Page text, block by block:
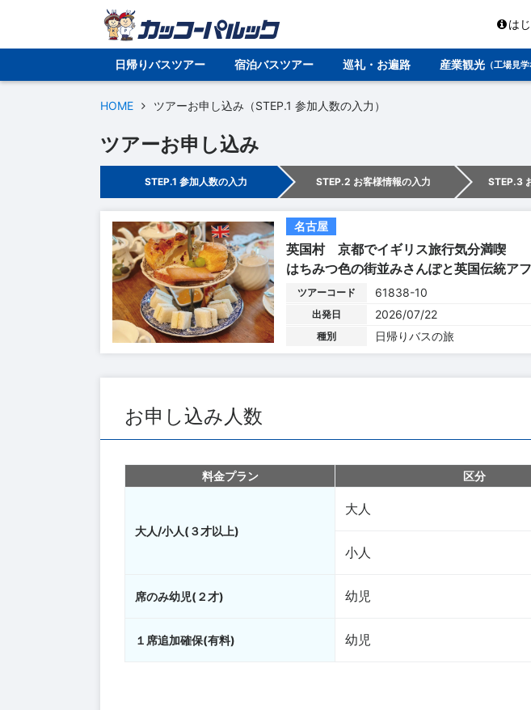
は
日帰りバスツアー 宿泊バスツアー 巡礼・お遍路 産業観光 （工場見学
HOME ツアーお申し込み（STEP.1 参加人数の入力）
ツアーお申し込み
STEP.1 参加人数の入力 STEP.2 お客様情報の入力 STEP.3
名古屋
英国村 京都でイギリス旅行気分満喫
はちみつ色の街並みさんぽと英国伝統ア
ツアーコード 61838-10
出発日 2026/07/22
種別 日帰りバスの旅
お申し込み人数
料金プラン 区分
大人/小人(３才以上)
大人
小人
席のみ幼児(２才) 幼児
１席追加確保(有料) 幼児